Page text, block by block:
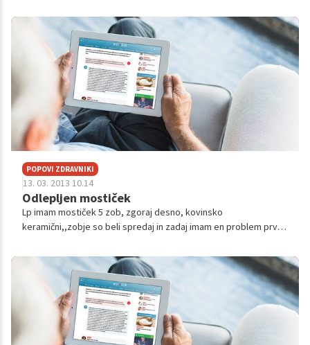
Prosim če mi l...
POPOVI ZDRAVNIKI
13. 03. 2013 10.14
Odlepljen mostiček
Lp imam mostiček 5 zob, zgoraj desno, kovinsko
keramični,,zobje so beli spredaj in zadaj imam en problem prvi
mostiček rahlo...